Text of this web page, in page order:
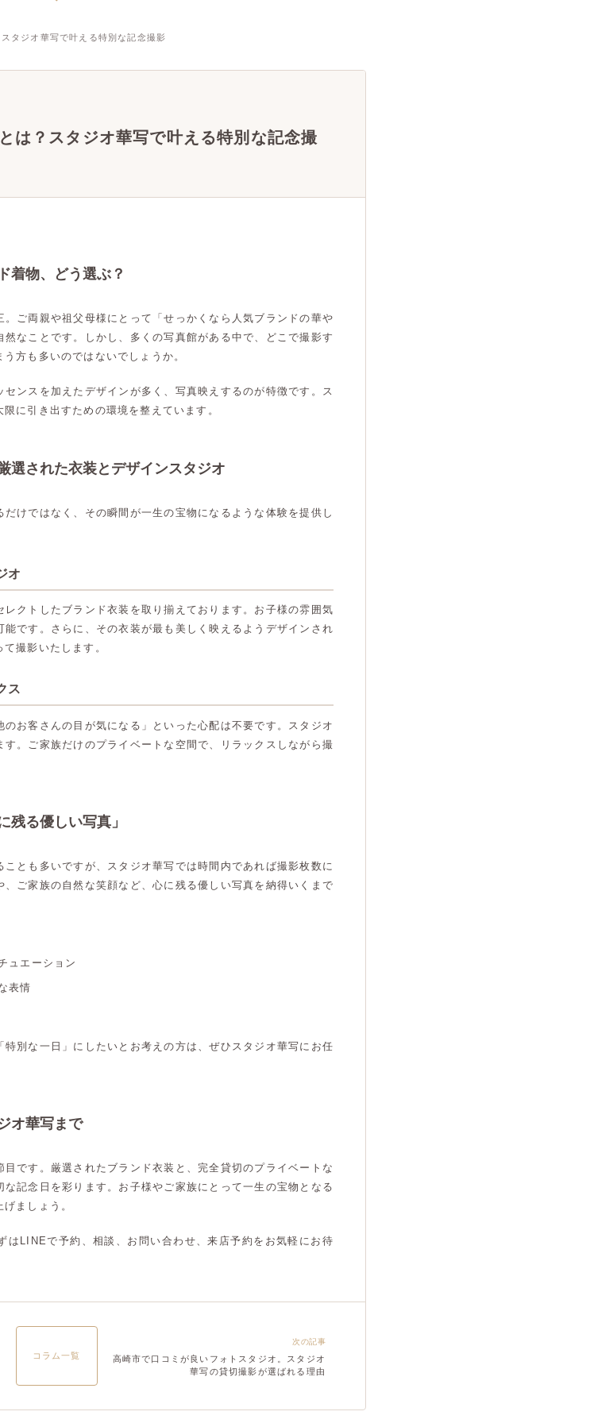
タジオ華写で叶える特別な記念撮影
は？スタジオ華写で叶える特別な記念撮
着物、どう選ぶ？
ご両親や祖父母様にとって「せっかくなら人気ブランドの華や
なことです。しかし、多くの写真館がある中で、どこで撮影す
方も多いのではないでしょうか。
ンスを加えたデザインが多く、写真映えするのが特徴です。ス
に引き出すための環境を整えています。
選された衣装とデザインスタジオ
けではなく、その瞬間が一生の宝物になるような体験を提供し
オ
クトしたブランド衣装を取り揃えております。お子様の雰囲気
です。さらに、その衣装が最も美しく映えるようデザインされ
撮影いたします。
ス
のお客さんの目が気になる」といった心配は不要です。スタジオ
。ご家族だけのプライベートな空間で、リラックスしながら撮
残る優しい写真」
とも多いですが、スタジオ華写では時間内であれば撮影枚数に
ご家族の自然な笑顔など、心に残る優しい写真を納得いくまで
ュエーション
表情
別な一日」にしたいとお考えの方は、ぜひスタジオ華写にお任
オ華写まで
です。厳選されたブランド衣装と、完全貸切のプライベートな
記念日を彩ります。お子様やご家族にとって一生の宝物となる
ましょう。
はLINEで予約、相談、お問い合わせ、来店予約をお気軽にお待
コラム一覧
次の記事
高崎市で口コミが良いフォトスタジオ。スタジオ
華写の貸切撮影が選ばれる理由
高崎店
高崎店